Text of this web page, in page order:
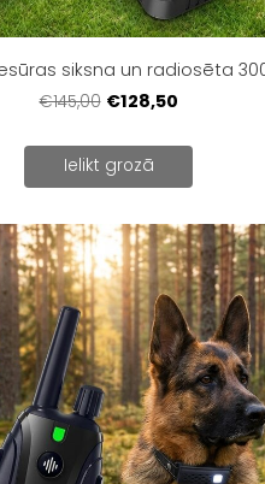
siksna un radiosēta
€145,00 €128,50
Ielikt grozā